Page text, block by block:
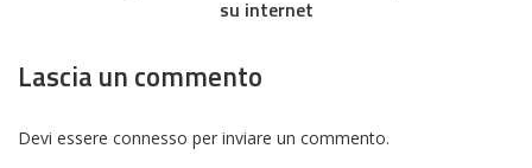
su internet
Lascia un commento
Devi essere connesso per inviare un commento.